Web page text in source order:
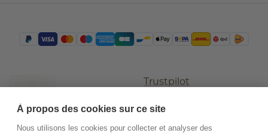
Trustpilot
À propos des cookies sur ce site
Nous utilisons les cookies pour collecter et analyser des